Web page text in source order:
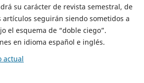
su carácter de revista semestral, de
artículos seguirán siendo sometidos a
el esquema de “doble ciego”.
en idioma español e inglés.
actual